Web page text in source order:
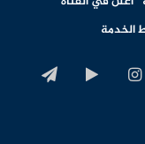
الخدمة
انستقرام‏Google